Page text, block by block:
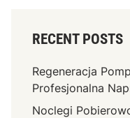
RECENT POSTS
Regeneracja
Profesjonalna
Noclegi